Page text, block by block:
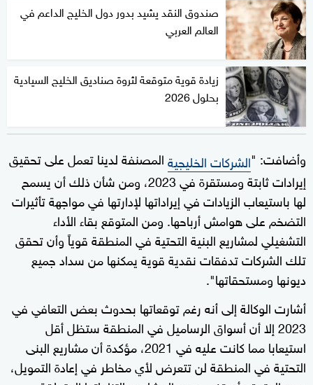
صندوق النقد يشيد بدور دول الخليج الداعم في
العالم العربي
زيادة قوية متوقعة لثروة صناديق الخليج السيادية
بحلول 2026
وأضافت: "الشركات الخليجيةالمصنفة لدينا تعمل على تحقيق
إيرادات ثابتة ومستقرة في 2023، ومن شأن ذلك أن يسمح
لها باستيعاب الزيادات في إيراداتها لإدارتها في مواجهة تأثيرات
التضخم على هوامش أرباحها. ومن المتوقع بقاء الأداء
التشغيلي لمشاريع البنية التحتية في المنطقة قوياً وأن تحقق
تلك الشركات تدفقات نقدية قوية يمكنها من سداد جميع
ديونها ومستحقاتها".
أشارت الوكالة إلى أنه رغم توقعاتها بحدوث بعض التعافي في
2023 إلا أن أسواق الرساميل في المنطقة ستظل أقل
استيعابا مما كانت عليه في 2021، مؤكدة أن مشاريع البنى
التحتية في المنطقة لن تتعرض لأي مخاطر في إعادة التمويل،